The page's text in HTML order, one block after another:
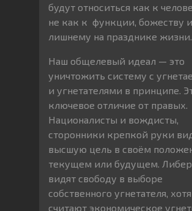
будут относиться как к
не как к функции, божеству
лишнему на празднике жизни.
Наш общелевый идеал — это
уничтожить систему с
и угнетателями в принципе.
ключевое отличие от правых.
Националисты и вождисты,
сторонники крепкой руки
высшую цель в своём
текущем или будущем.
видят свободу в выборе
собственного угнетателя,
считают экономическое